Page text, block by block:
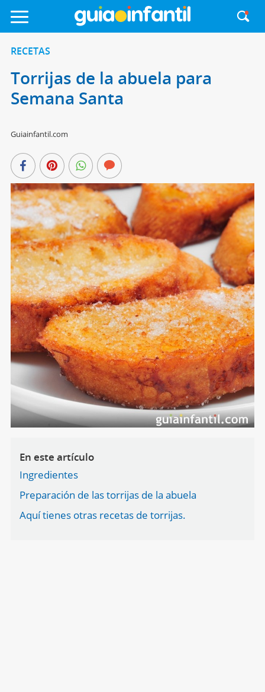
RECETAS
Torrijas de la abuela para
Semana Santa
Guiainfantil.com
En este artículo
Ingredientes
Preparación de las torrijas de la abuela
Aquí tienes otras recetas de torrijas.